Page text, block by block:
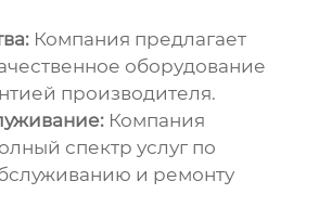
Компания предлагает
оборудование
производителя.
Компания
спектр услуг по
и ремонту